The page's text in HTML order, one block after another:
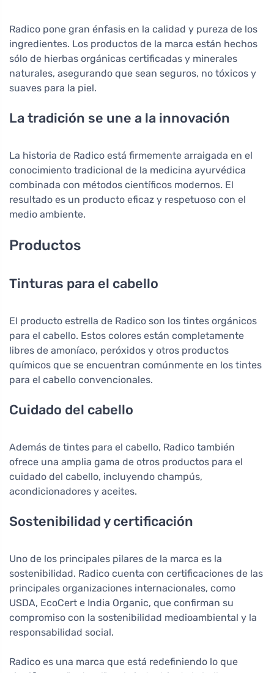
Radico pone gran énfasis en la calidad y pureza de los
ingredientes. Los productos de la marca están hechos
sólo de hierbas orgánicas certificadas y minerales
naturales, asegurando que sean seguros, no tóxicos y
suaves para la piel.
La tradición se une a la innovación
La historia de Radico está firmemente arraigada en el
conocimiento tradicional de la medicina ayurvédica
combinada con métodos científicos modernos. El
resultado es un producto eficaz y respetuoso con el
medio ambiente.
Productos
Tinturas para el cabello
El producto estrella de Radico son los tintes orgánicos
para el cabello. Estos colores están completamente
libres de amoníaco, peróxidos y otros productos
químicos que se encuentran comúnmente en los tintes
para el cabello convencionales.
Cuidado del cabello
Además de tintes para el cabello, Radico también
ofrece una amplia gama de otros productos para el
cuidado del cabello, incluyendo champús,
acondicionadores y aceites.
Sostenibilidad y certificación
Uno de los principales pilares de la marca es la
sostenibilidad. Radico cuenta con certificaciones de las
principales organizaciones internacionales, como
USDA, EcoCert e India Organic, que confirman su
compromiso con la sostenibilidad medioambiental y la
responsabilidad social.
Radico es una marca que está redefiniendo lo que